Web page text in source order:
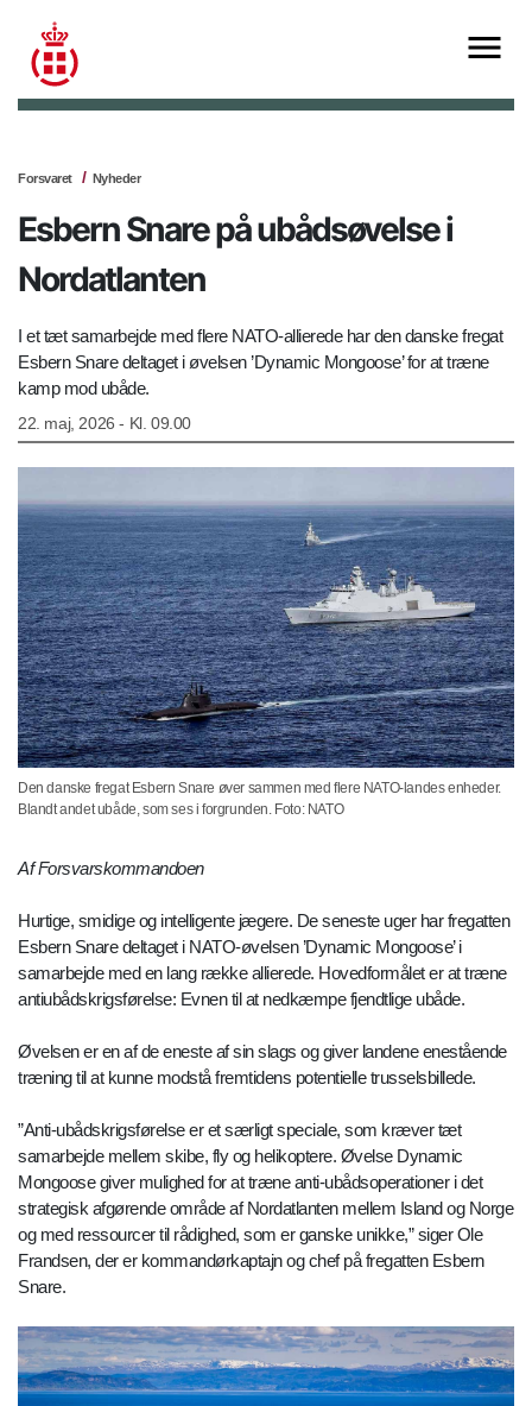
Forsvaret Nyheder
Esbern Snare på ubådsøvelse i
Nordatlanten
I et tæt samarbejde med flere NATO-allierede har den danske fregat
Esbern Snare deltaget i øvelsen ’Dynamic Mongoose’ for at træne
kamp mod ubåde.
22. maj, 2026 - Kl. 09.00
Den danske fregat Esbern Snare øver sammen med flere NATO-landes enheder.
Blandt andet ubåde, som ses i forgrunden. Foto: NATO
Af Forsvarskommandoen
Hurtige, smidige og intelligente jægere. De seneste uger har fregatten
Esbern Snare deltaget i NATO-øvelsen ’Dynamic Mongoose’ i
samarbejde med en lang række allierede. Hovedformålet er at træne
antiubådskrigsførelse: Evnen til at nedkæmpe fjendtlige ubåde.
Øvelsen er en af de eneste af sin slags og giver landene enestående
træning til at kunne modstå fremtidens potentielle trusselsbillede.
”Anti-ubådskrigsførelse er et særligt speciale, som kræver tæt
samarbejde mellem skibe, fly og helikoptere. Øvelse Dynamic
Mongoose giver mulighed for at træne anti-ubådsoperationer i det
strategisk afgørende område af Nordatlanten mellem Island og Norge
og med ressourcer til rådighed, som er ganske unikke,” siger Ole
Frandsen, der er kommandørkaptajn og chef på fregatten Esbern
Snare.